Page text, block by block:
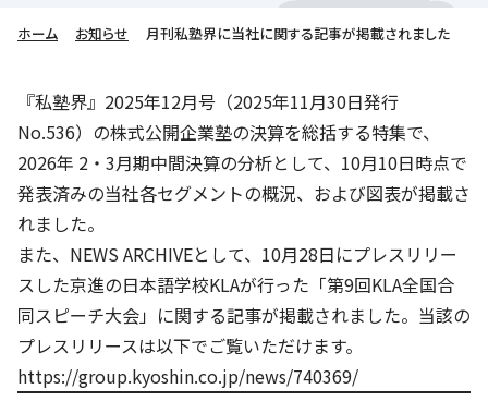
会社概要／組織図
Company’s Profile
沿革
社歌
本社所在地
京進グループが目指す姿
子会社および関係会社
学びの成果
語学学習
ライフキャリア
育児・暮らし
京進グループの事業所
サステナビリティ
お客さま満足度向上の取り組み
労働環境向上の取り組み
人材育成の取り組み
CSRレポート
社会貢献活動
ミャンマーへの支援活動
オリジナルバッグプロジェクト
清華・京進発展フォーラム
株主・投資家向け情報
株主・投資家向け情報
株主・株式関連情報
株主・投資家の皆さまへ
ビジョン／経営方針
連結業績・財務
IRライブラリー
IRカレンダー
採用情報
採用情報
京進リクルートInstagram
新卒採用情報
新卒採用デジタルパンフレット
中途採用
講師（アルバイト）募集
お問い合わせ
利用規約
個人情報保護方針
特別警報発令時の授業について
Copyright © KYOSHIN Co., Ltd. All rights reserved.
ホーム お知らせ 月刊私塾界に当社に関する記事が掲載されました
『私塾界』2025年12月号（2025年11月30日発行
No.536）の株式公開企業塾の決算を総括する特集で、
2026年 2・3月期中間決算の分析として、10月10日時点で
発表済みの当社各セグメントの概況、および図表が掲載さ
れました。
また、NEWS ARCHIVEとして、10月28日にプレスリリー
スした京進の日本語学校KLAが行った「第9回KLA全国合
同スピーチ大会」に関する記事が掲載されました。当該の
プレスリリースは以下でご覧いただけます。
https://group.kyoshin.co.jp/news/740369/